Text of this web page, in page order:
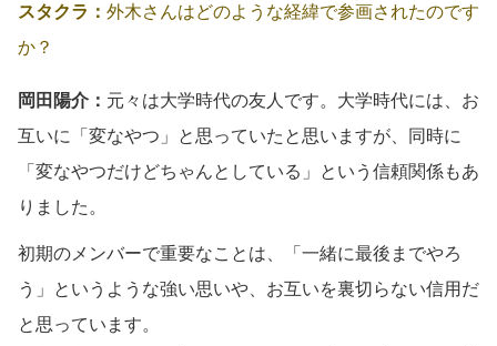
スタクラ： 外木さんはどのような経緯で参画されたのです
か？
岡田陽介： 元々は大学時代の友人です。大学時代には、お
互いに「変なやつ」と思っていたと思いますが、同時に
「変なやつだけどちゃんとしている」という信頼関係もあ
りました。
初期のメンバーで重要なことは、「一緒に最後までやろ
う」というような強い思いや、お互いを裏切らない信用だ
と思っています。